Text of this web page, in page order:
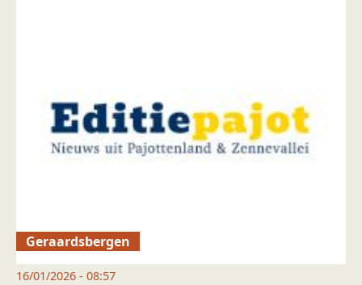
Geraardsbergen
16/01/2026 - 08:57